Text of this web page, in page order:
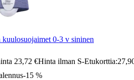
0-3 v sininen
23,72 €Hinta ilman S-Etukorttia:
-15 %